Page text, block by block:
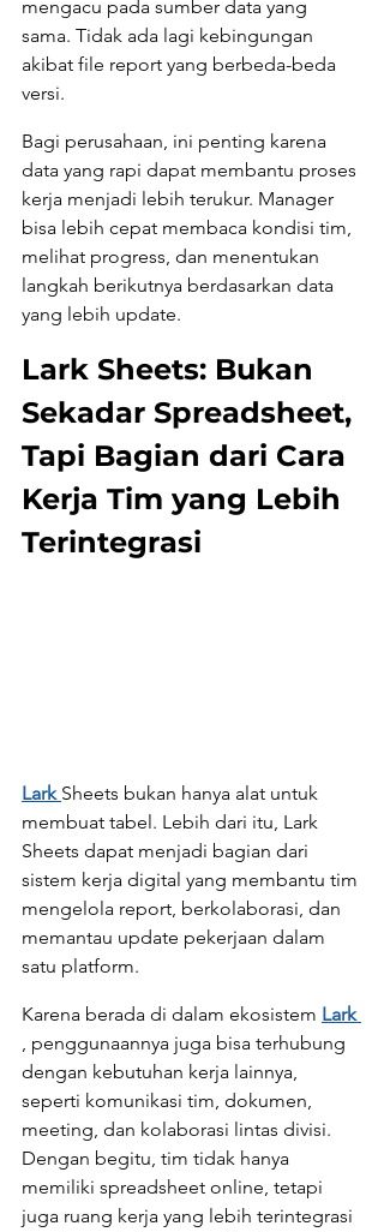
mengacu pada sumber data yang
sama. Tidak ada lagi kebingungan
akibat file report yang berbeda-beda
versi.
Bagi perusahaan, ini penting karena
data yang rapi dapat membantu proses
kerja menjadi lebih terukur. Manager
bisa lebih cepat membaca kondisi tim,
melihat progress, dan menentukan
langkah berikutnya berdasarkan data
yang lebih update.
Lark Sheets: Bukan
Sekadar Spreadsheet,
Tapi Bagian dari Cara
Kerja Tim yang Lebih
Terintegrasi
Lark Sheets bukan hanya alat untuk
membuat tabel. Lebih dari itu, Lark
Sheets dapat menjadi bagian dari
sistem kerja digital yang membantu tim
mengelola report, berkolaborasi, dan
memantau update pekerjaan dalam
satu platform.
Karena berada di dalam ekosistem Lark
, penggunaannya juga bisa terhubung
dengan kebutuhan kerja lainnya,
seperti komunikasi tim, dokumen,
meeting, dan kolaborasi lintas divisi.
Dengan begitu, tim tidak hanya
memiliki spreadsheet online, tetapi
juga ruang kerja yang lebih terintegrasi